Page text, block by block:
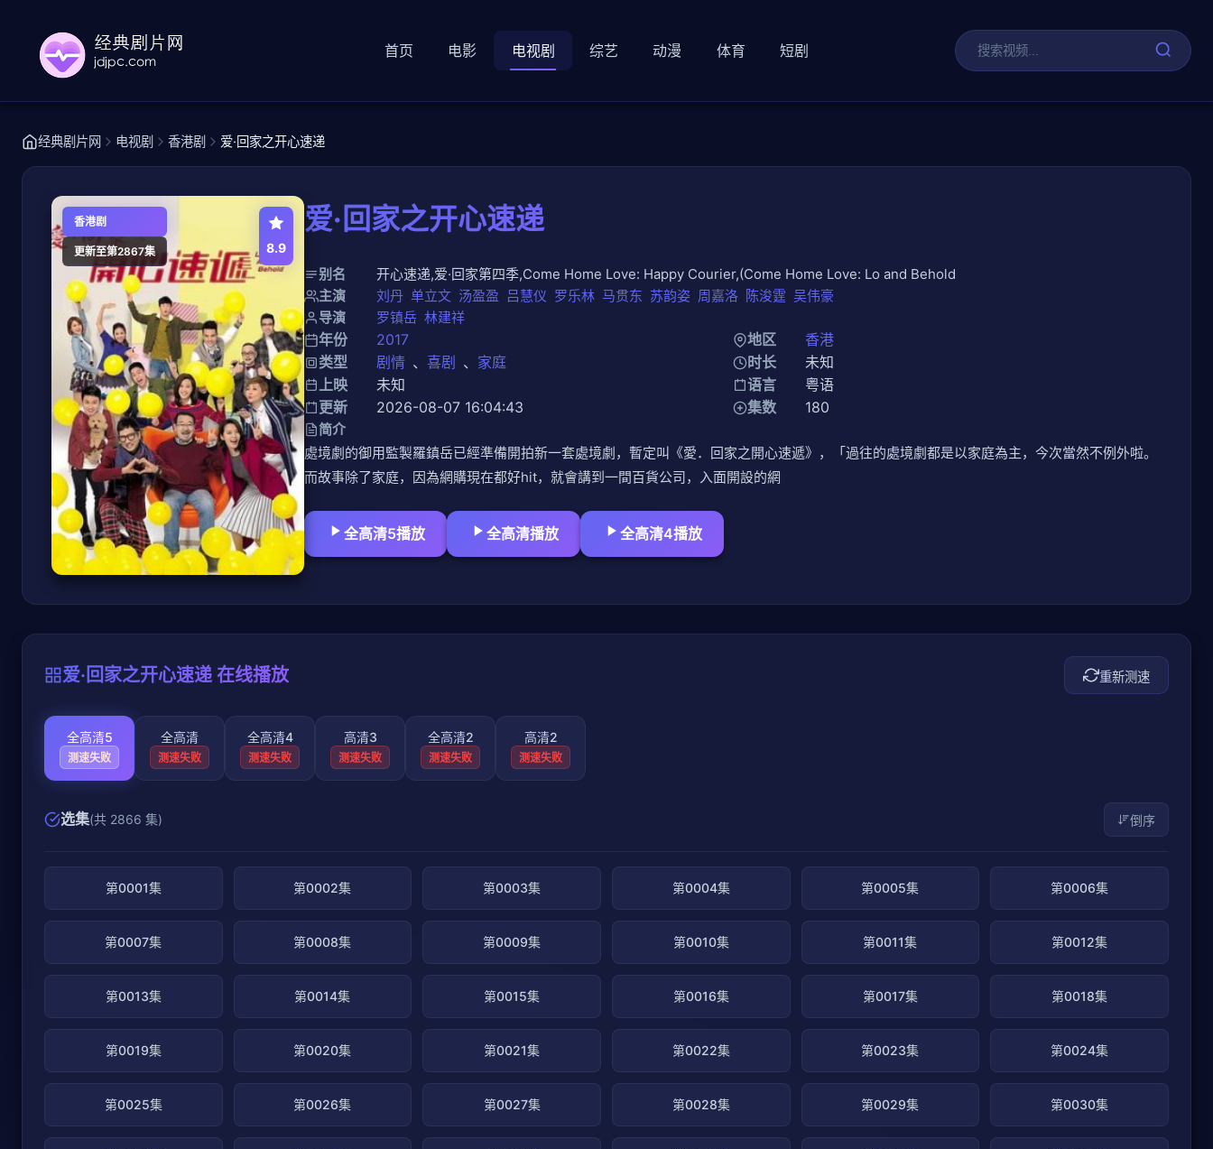
首页 电影 电视剧 综艺 动漫 体育 短剧
经典剧片网 电视剧 香港剧 爱·回家之开心速递
香港剧
更新至第2867集 8.9
爱·回家之开心速递
别名
开心速递,爱·回家第四季,Come Home Love: Happy Courier,(Come Home Love: Lo and Behold
主演
刘丹 单立文 汤盈盈 吕慧仪 罗乐林 马贯东 苏韵姿 周嘉洛 陈浚霆 吴伟豪
导演
罗镇岳 林建祥
年份 2017 地区
香港
类型
剧情 、 喜剧 、 家庭 时长
未知
上映
未知 语言
粤语
更新
2026-08-07 16:04:43 集数 180
简介
處境劇的御用監製羅鎮岳已經準備開拍新一套處境劇，暫定叫《愛．回家之開心速遞》，「過往的處境劇都是以家庭為主，今次當然不例外啦。
而故事除了家庭，因為網購現在都好hit，就會講到一間百貨公司，入面開設的網
全高清5播放 全高清播放 全高清4播放
爱·回家之开心速递 在线播放 重新测速
全高清5
测速失败
全高清
测速失败
全高清4
测速失败
高清3
测速失败
全高清2
测速失败
高清2
测速失败
选集(共 2866 集) 倒序
第0001集 第0002集 第0003集 第0004集 第0005集 第0006集
第0007集 第0008集 第0009集 第0010集 第0011集 第0012集
第0013集 第0014集 第0015集 第0016集 第0017集 第0018集
第0019集 第0020集 第0021集 第0022集 第0023集 第0024集
第0025集 第0026集 第0027集 第0028集 第0029集 第0030集